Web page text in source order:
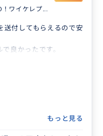
ワイケレプ...
送付してもらえるので安
良かったです。
もっと見る